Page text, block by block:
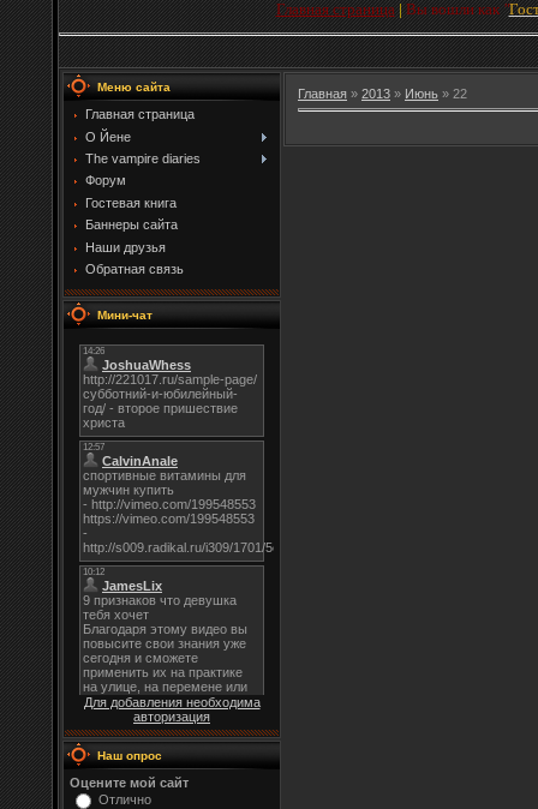
Главная страница | Вы вошли как "
Меню сайта
Главная страница
О Йене
The vampire diaries
Форум
Гостевая книга
Баннеры сайта
Наши друзья
Обратная связь
Мини-чат
Для добавления необходима
авторизация
Наш опрос
Оцените мой сайт
Отлично
Главная » 2013 » Июнь » 22